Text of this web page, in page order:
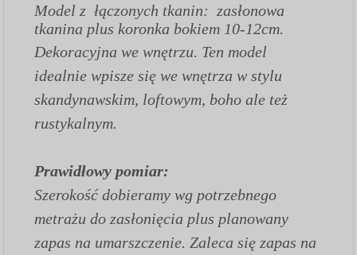
Model z łączonych tkanin: zasłonowa
tkanina plus koronka bokiem 10-12cm.
Dekoracyjna we wnętrzu. Ten model
idealnie wpisze się we wnętrza w stylu
skandynawskim, loftowym, boho ale też
rustykalnym.
Prawidłowy pomiar:
Szerokość dobieramy wg potrzebnego
metrażu do zasłonięcia plus planowany
zapas na umarszczenie. Zaleca się zapas na